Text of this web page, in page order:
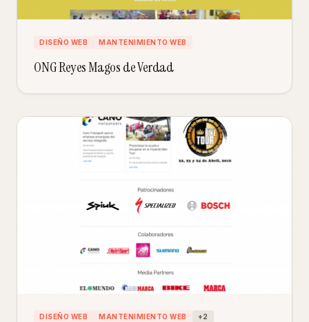
DISEÑO WEB MANTENIMIENTO WEB
ONG Reyes Magos de Verdad
DISEÑO WEB MANTENIMIENTO WEB +2